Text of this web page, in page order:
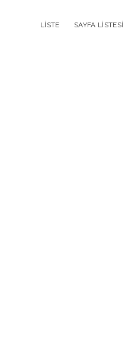
LISTE SAYFA LISTESI